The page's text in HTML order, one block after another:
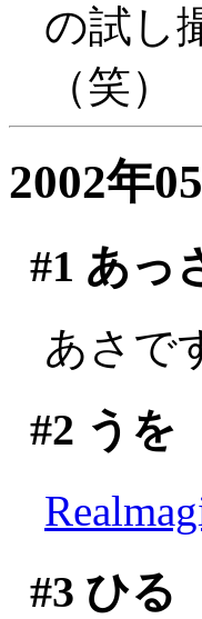
の試し
（笑）
2002年
#1 あっ
あさで
#2 うを
#3 ひる